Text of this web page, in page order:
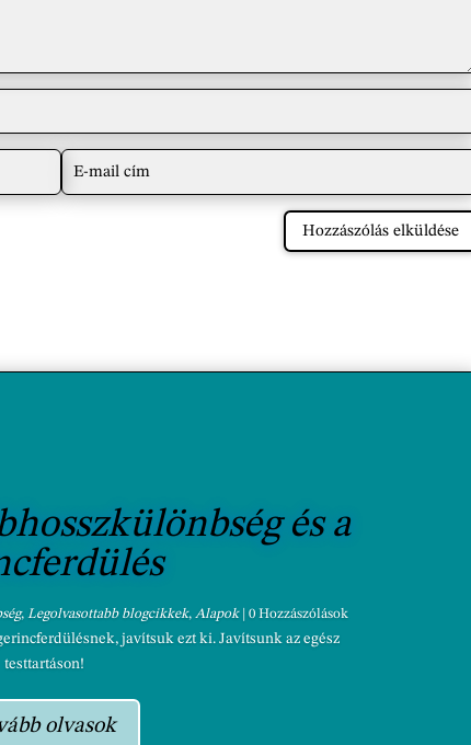
Hozzászólás elküldése
és a
, Legolvasottabb blogcikkek, Alapok| 0 Hozzászólások
javítsuk ezt ki. Javítsunk az egész
testtartáson!
olvasok